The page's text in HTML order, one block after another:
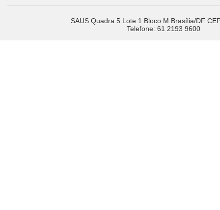
SAUS Quadra 5 Lote 1 Bloco M Brasília/DF
Telefone: 61 2193 9600